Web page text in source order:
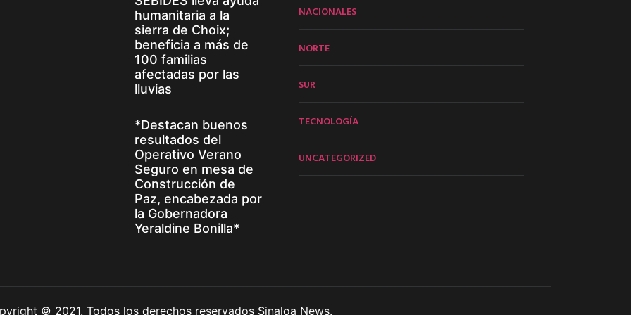
humanitaria a la
sierra de Choix;
beneficia a más de
100 familias
afectadas por las
lluvias
*Destacan buenos
resultados del
Operativo Verano
Seguro en mesa de
Construcción de
Paz, encabezada por
la Gobernadora
Yeraldine Bonilla*
NACIONALES
NORTE
SUR
TECNOLOGÍA
UNCATEGORIZED
© 2021. Todos los derechos reservados Sinaloa News.